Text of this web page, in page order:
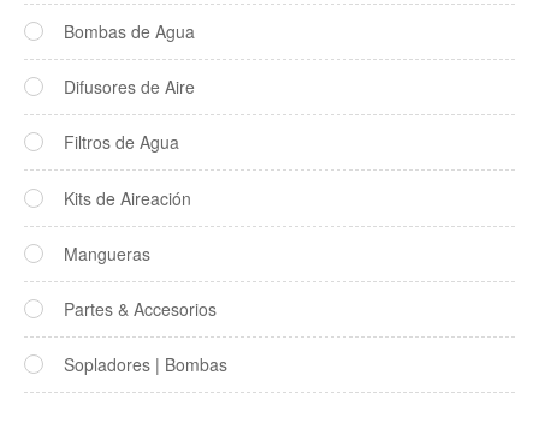
Bombas de Agua
Difusores de Aire
Filtros de Agua
Kits de Aireación
Mangueras
Partes & Accesorios
Sopladores | Bombas